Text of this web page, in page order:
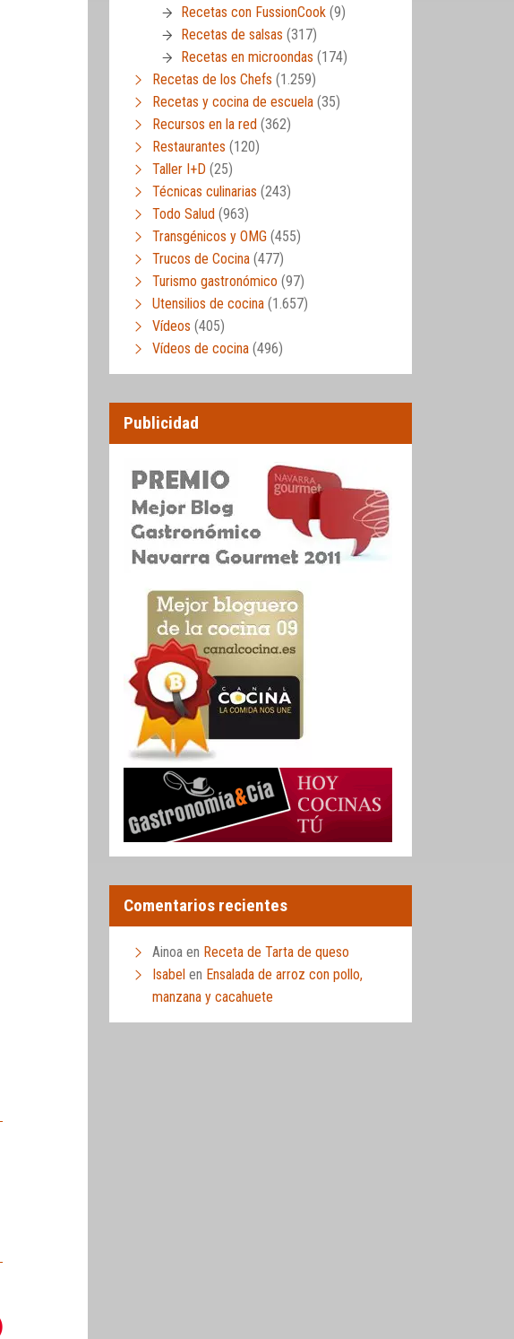
Recetas con FussionCook (9)
Recetas de salsas (317)
Recetas en microondas (174)
Recetas de los Chefs (1.259)
Recetas y cocina de escuela (35)
Recursos en la red (362)
Restaurantes (120)
Taller I+D (25)
Técnicas culinarias (243)
Todo Salud (963)
Transgénicos y OMG (455)
Trucos de Cocina (477)
Turismo gastronómico (97)
Utensilios de cocina (1.657)
Vídeos (405)
Vídeos de cocina (496)
Publicidad
Comentarios recientes
Ainoa en Receta de Tarta de queso
Isabel en Ensalada de arroz con pollo,
manzana y cacahuete